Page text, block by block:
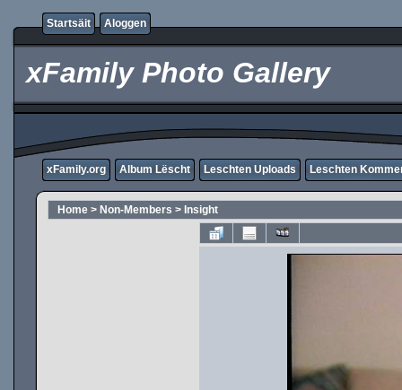
Startsäit Aloggen
xFamily Photo Gallery
xFamily.org Album Lëscht Leschten Uploads Leschten
Home > Non-Members > Insight